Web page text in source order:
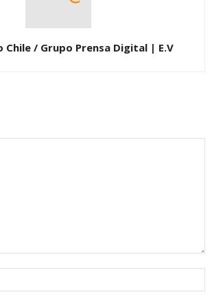
Chile / Grupo Prensa Digital | E.V